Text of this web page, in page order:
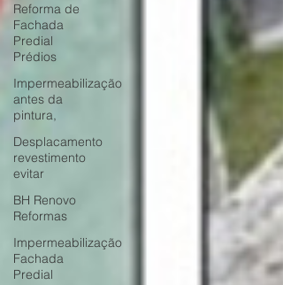
Reforma de
Fachada
Predial
Prédios
Impermeabilização
antes da
pintura,
Desplacamento
revestimento
evitar
BH Renovo
Reformas
Impermeabilização
Fachada
Predial